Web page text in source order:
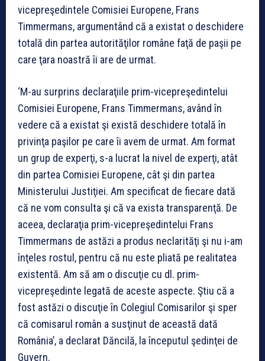
vicepreşedintele Comisiei Europene, Frans
Timmermans, argumentând că a existat o deschidere
totală din partea autorităţilor române faţă de paşii pe
care ţara noastră îi are de urmat.
‘M-au surprins declaraţiile prim-vicepreşedintelui
Comisiei Europene, Frans Timmermans, având în
vedere că a existat şi există deschidere totală în
privinţa paşilor pe care îi avem de urmat. Am format
un grup de experţi, s-a lucrat la nivel de experţi, atât
din partea Comisiei Europene, cât şi din partea
Ministerului Justiţiei. Am specificat de fiecare dată
că ne vom consulta şi că va exista transparenţă. De
aceea, declaraţia prim-vicepreşedintelui Frans
Timmermans de astăzi a produs neclarităţi şi nu i-am
înţeles rostul, pentru că nu este pliată pe realitatea
existentă. Am să am o discuţie cu dl. prim-
vicepreşedinte legată de aceste aspecte. Ştiu că a
fost astăzi o discuţie în Colegiul Comisarilor şi sper
că comisarul român a susţinut de această dată
România’, a declarat Dăncilă, la începutul şedinţei de
Guvern.